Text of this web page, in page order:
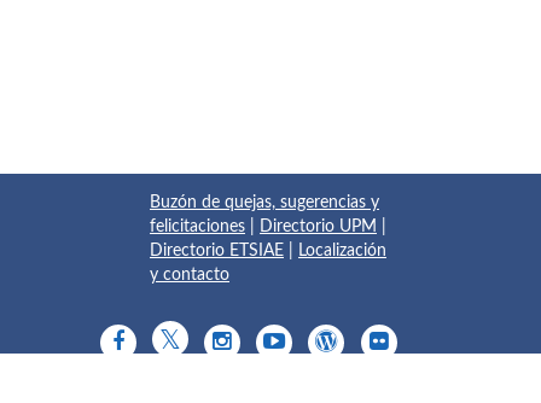
Buzón de quejas, sugerencias y
felicitaciones
Directorio UPM
Directorio ETSIAE
Localización
y contacto